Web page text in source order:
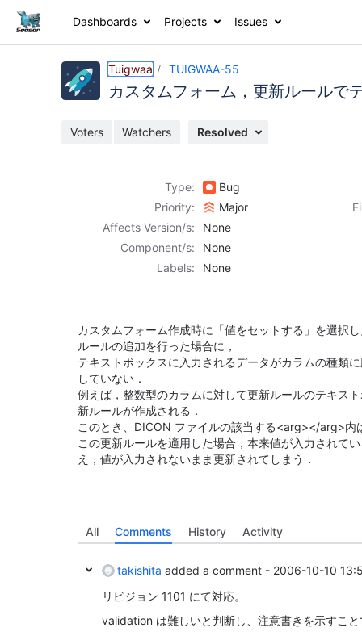
Dashboards Projects Issues
Tuigwaa TUIGWAA-55
カスタムフォーム，更新ルールで
Voters Watchers Resolved
Type:
Bug
Priority:
Major
Affects Version/s:
None
Component/s:
None
Labels:
None
カスタムフォーム作成時に「値をセットする」を選択
ルールの追加を行った場合に，
テキストボックスに入力されるデータがカラムの種類
していない．
例えば，整数型のカラムに対して更新ルールのテキス
新ルールが作成される．
このとき、DICON ファイルの該当する<arg></arg>内
この更新ルールを適用した場合，本来値が入力されて
え，値が入力されないまま更新されてしまう．
All Comments History Activity
takishita added a comment - 2006-10-10
リビジョン 1101 にて対応。
validation は難しいと判断し、注意書きを示すこ